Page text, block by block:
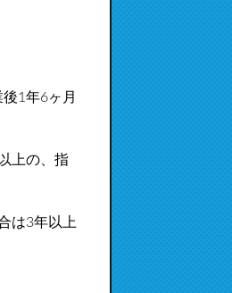
1年6ヶ月
上の、指
は3年以上